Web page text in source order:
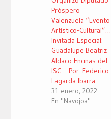
Próspero
Valenzuela “Evento
Artístico-Cultural”…
Invitada Especial:
Guadalupe Beatriz
Aldaco Encinas del
ISC… Por: Federico
Lagarda Ibarra.
31 enero, 2022
En "Navojoa"